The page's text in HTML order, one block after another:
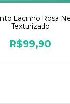
Lacinho Rosa
Texturizado
R$99,90